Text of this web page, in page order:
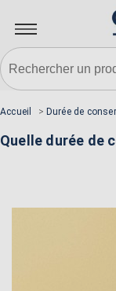
Accueil > Durée de
Quelle durée de